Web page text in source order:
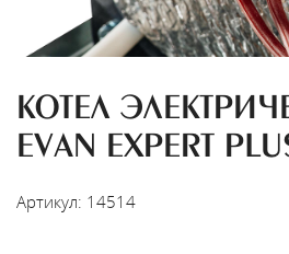
КОТЕЛ
EVAN EXPERT
Артикул: 14514